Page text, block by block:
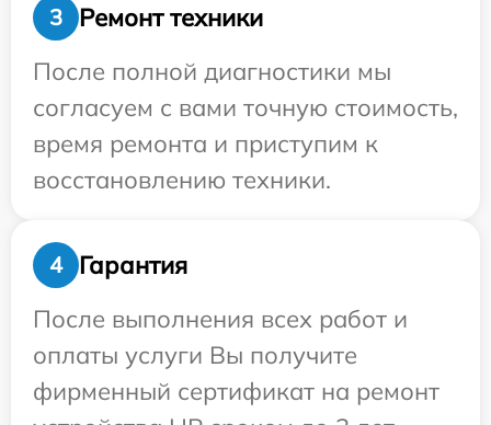
3
Ремонт техники
После полной диагностики мы
согласуем с вами точную стоимость,
время ремонта и приступим к
восстановлению техники.
4
Гарантия
После выполнения всех работ и
оплаты услуги Вы получите
фирменный сертификат на ремонт